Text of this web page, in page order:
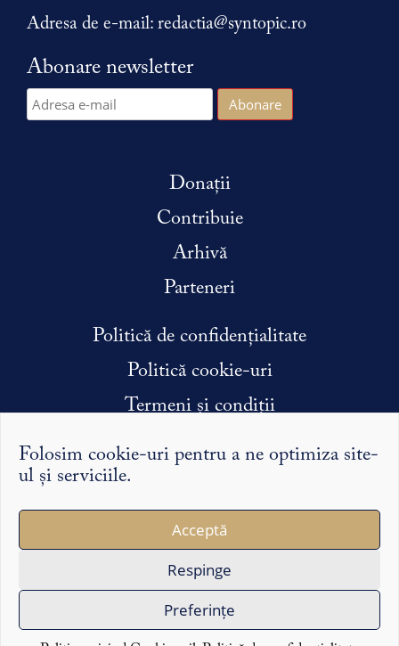
Folosim cookie-uri pentru a ne optimiza site-
ul și serviciile.
Acceptă
Respinge
Preferințe
Adresa de e-mail: redactia@syntopic.ro
Abonare newsletter
Donații
Contribuie
Arhivă
Parteneri
Politică de confidențialitate
Politică cookie-uri
Termeni și condiții
Condiții efectuare stagiu de practică
Argumentele și punctele de vedere exprimate pe Syntopic
îi reprezintă exclusiv pe autorii lor și nu reflectă în mod
necesar opinia redacției sau a partenerilor noștri.
Copyright ©2026 Syntopic